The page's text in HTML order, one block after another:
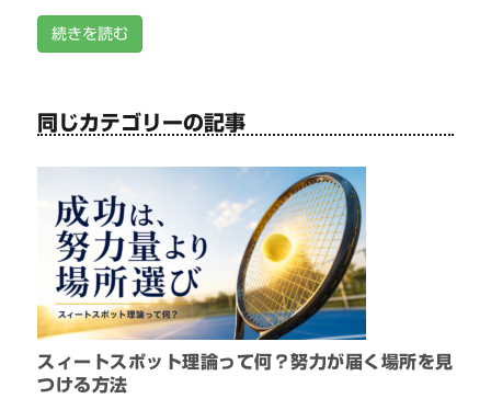
続きを読む
同じカテゴリーの記事
スィートスポット理論って何？努力が届く場所を見
つける方法